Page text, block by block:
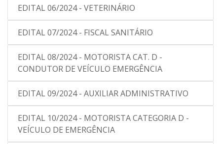
EDITAL 06/2024 - VETERINÁRIO
EDITAL 07/2024 - FISCAL SANITÁRIO
EDITAL 08/2024 - MOTORISTA CAT. D -
CONDUTOR DE VEÍCULO EMERGÊNCIA
EDITAL 09/2024 - AUXILIAR ADMINISTRATIVO
EDITAL 10/2024 - MOTORISTA CATEGORIA D -
VEÍCULO DE EMERGÊNCIA